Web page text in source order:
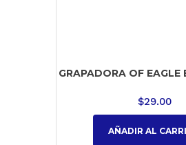
GRAPADORA OF EAGLE
$29.00
AÑADIR AL